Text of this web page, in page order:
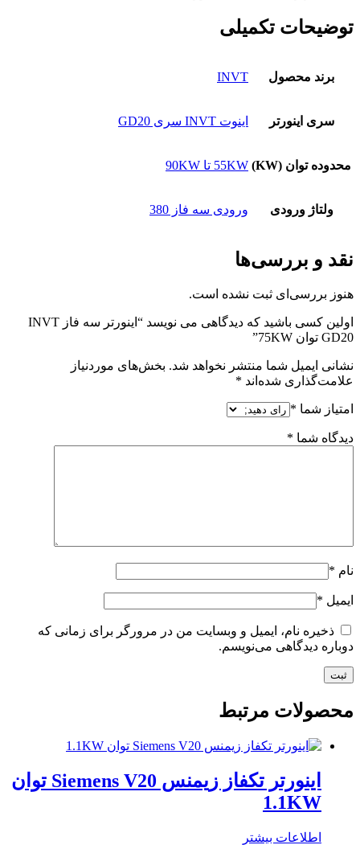
توضیحات تکمیلی
برند محصول INVT
سری اینورتر اینوت INVT سری GD20
محدوده توان (KW) 55KW تا 90KW
ولتاژ ورودی ورودی سه فاز 380
نقد و بررسی‌ها
هنوز بررسی‌ای ثبت نشده است.
اولین کسی باشید که دیدگاهی می نویسد “اينورتر سه فاز INVT
GD20 توان 75KW”
نشانی ایمیل شما منتشر نخواهد شد. بخش‌های موردنیاز
علامت‌گذاری شده‌اند *
امتیاز شما *
دیدگاه شما *
نام *
ایمیل *
ذخیره نام، ایمیل و وبسایت من در مرورگر برای زمانی که
دوباره دیدگاهی می‌نویسم.
محصولات مرتبط
اینورتر تکفاز زیمنس Siemens V20 توان
1.1KW
اطلاعات بیشتر